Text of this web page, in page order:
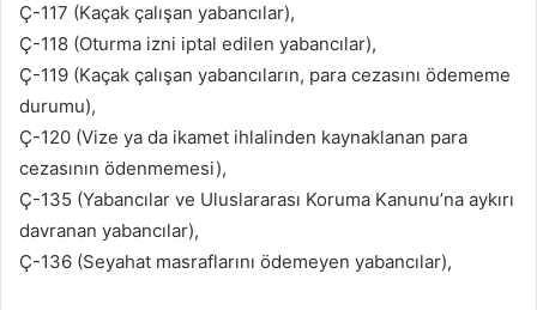
Ç-117 (Kaçak çalışan yabancılar),
Ç-118 (Oturma izni iptal edilen yabancılar),
Ç-119 (Kaçak çalışan yabancıların, para cezasını ödememe
durumu),
Ç-120 (Vize ya da ikamet ihlalinden kaynaklanan para
cezasının ödenmemesi),
Ç-135 (Yabancılar ve Uluslararası Koruma Kanunu’na aykırı
davranan yabancılar),
Ç-136 (Seyahat masraflarını ödemeyen yabancılar),